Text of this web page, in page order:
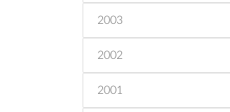
2003
2002
2001